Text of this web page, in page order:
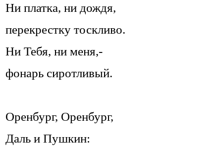
Ни платка, ни дождя,
перекрестку тоскливо.
Ни Тебя, ни меня,-
фонарь сиротливый.
Оренбург, Оренбург,
Даль и Пушкин: